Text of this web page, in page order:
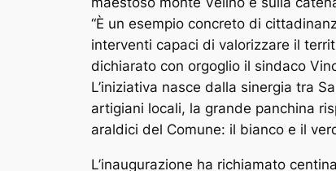
“È un esempio concreto di
interventi capaci di valorizzare il
dichiarato con orgoglio il sindaco
L’iniziativa nasce dalla sinergia tra
artigiani locali, la grande panchina
araldici del Comune: il bianco e il
L’inaugurazione ha richiamato